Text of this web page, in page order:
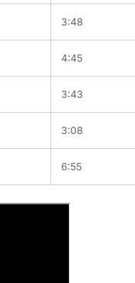
3:48
4:45
3:43
3:08
6:55